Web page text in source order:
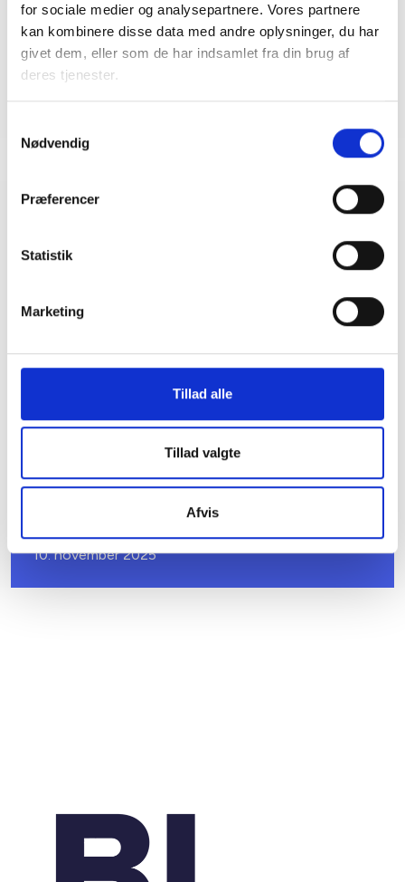
for sociale medier og analysepartnere. Vores partnere
kan kombinere disse data med andre oplysninger, du har
givet dem, eller som de har indsamlet fra din brug af
deres tjenester.
Nødvendig
Præferencer
Statistik
Marketing
Tillad alle
Tillad valgte
Afvis
Tlf: 53 73 15 48
Mail: sfp@bl.dk
10. november 2025